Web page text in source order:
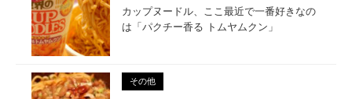
カップヌードル、ここ最近で一番好きなの
は「パクチー香る トムヤムクン」
その他